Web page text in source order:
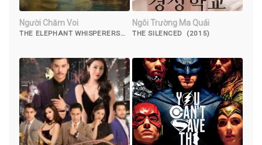
Người Chăm Voi
THE ELEPHANT WHISPERERS
Ngôi Trường Ma Quái
THE SILENCED (2015)